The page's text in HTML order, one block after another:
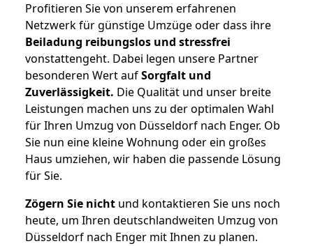
Profitieren Sie von unserem erfahrenen
Netzwerk für günstige Umzüge oder dass ihre
Beiladung reibungslos und stressfrei
vonstattengeht. Dabei legen unsere Partner
besonderen Wert aufSorgfalt und
Zuverlässigkeit. Die Qualität und unser breite
Leistungen machen uns zu der optimalen Wahl
für Ihren Umzug von Düsseldorf nach Enger. Ob
Sie nun eine kleine Wohnung oder ein großes
Haus umziehen, wir haben die passende Lösung
für Sie.
Zögern Sie nicht und kontaktieren Sie uns noch
heute, um Ihren deutschlandweiten Umzug von
Düsseldorf nach Enger mit Ihnen zu planen.